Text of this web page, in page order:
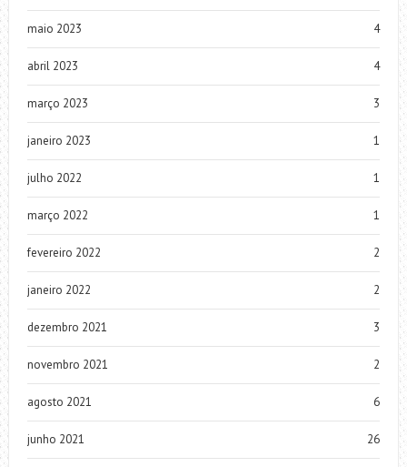
maio 2023 4
abril 2023 4
março 2023 3
janeiro 2023 1
julho 2022 1
março 2022 1
fevereiro 2022 2
janeiro 2022 2
dezembro 2021 3
novembro 2021 2
agosto 2021 6
junho 2021 26